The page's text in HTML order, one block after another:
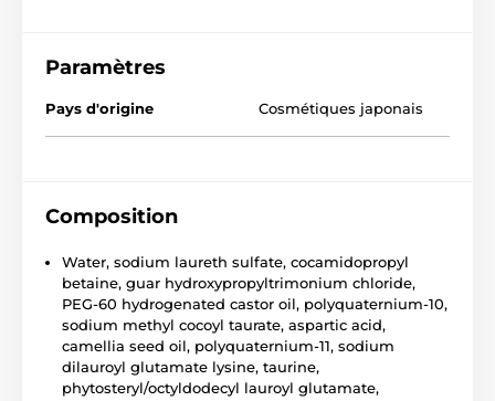
Paramètres
Pays d'origine Cosmétiques japonais
Composition
Water, sodium laureth sulfate, cocamidopropyl
betaine, guar hydroxypropyltrimonium chloride,
PEG-60 hydrogenated castor oil, polyquaternium-10,
sodium methyl cocoyl taurate, aspartic acid,
camellia seed oil, polyquaternium-11, sodium
dilauroyl glutamate lysine, taurine,
phytosteryl/octyldodecyl lauroyl glutamate,